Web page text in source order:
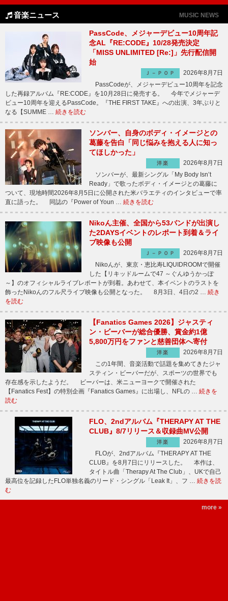
音楽ニュース MUSIC NEWS
PassCode、メジャーデビュー10周年記
念AL『RE:CODE』10/28発売決定
「MISS UNLIMITED [Re:]」先行配信開
始
Ｊ－ＰＯＰ
2026年8月7日
PassCodeが、メジャーデビュー10周年を記念
した再録アルバム『RE:CODE』を10月28日に発売する。 今年でメジャーデ
ビュー10周年を迎えるPassCode。『THE FIRST TAKE』への出演、3年ぶりと
なる【SUMME … 続きを読む
ソンバー、自身のボディ・イメージとの
葛藤を告白「同じ悩みを抱える人に知っ
てほしかった」
洋楽
2026年8月7日
ソンバーが、最新シングル「My Body Isn’t
Ready」で歌ったボディ・イメージとの葛藤に
ついて、現地時間2026年8月5日に公開された米バラエティのインタビューで率
直に語った。 同誌の『Power of Youn … 続きを読む
Nikoん主催、全国から53バンドが出演し
た2DAYSイベントのレポート到着＆ライ
ブ映像も公開
Ｊ－ＰＯＰ
2026年8月7日
Nikoんが、東京・恵比寿LIQUIDROOMで開催
した【リキッドルームで47 ～ぐんゆうかっぽ
～】のオフィシャルライブレポートが到着。あわせて、本イベントのラストを
飾ったNikoんのフル尺ライブ映像も公開となった。 8月3日、4日の2 … 続き
を読む
【Fanatics Games 2026】ジャスティ
ン・ビーバーが総合優勝、賞金約1億
5,800万円をファンと慈善団体へ寄付
洋楽
2026年8月7日
この1年間、音楽活動で話題を集めてきたジャ
スティン・ビーバーだが、スポーツの世界でも
存在感を示したようだ。 ビーバーは、米ニューヨークで開催された
【Fanatics Fest】の特別企画『Fanatics Games』に出場し、NFLの … 続きを
読む
FLO、2ndアルバム『THERAPY AT THE
CLUB』8/7リリース＆収録曲MV公開
洋楽
2026年8月7日
FLOが、2ndアルバム『THERAPY AT THE
CLUB』を8月7日にリリースした。 本作は、
タイトル曲「Therapy At The Club」、UKで自己
最高位を記録したFLO単独名義のリード・シングル「Leak It」、フ … 続きを読
む
more »